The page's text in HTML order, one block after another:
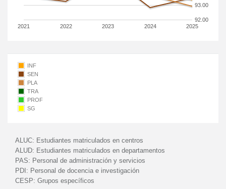
2021 2022 2023 2024 2025
92.00
93.00
INF
SEN
PLA
TRA
PROF
SG
ALUC: Estudiantes matriculados en centros
ALUD: Estudiantes matriculados en departamentos
PAS: Personal de administración y servicios
PDI: Personal de docencia e investigación
CESP: Grupos específicos